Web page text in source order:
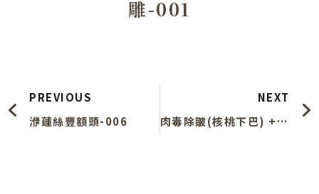
雕-001
PREVIOUS
洢蓮絲豐額頭-006
NEXT
肉毒除皺(核桃下巴) + 下巴精雕-002